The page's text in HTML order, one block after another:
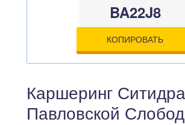
BA22J8
КОПИРОВАТЬ
Каршеринг
Павловской